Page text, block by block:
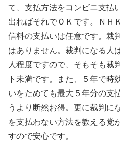
て、支払方法をコンビニ支払
出ればそれでＯＫです。ＮＨ
信料の支払いは任意です。裁
はありません。裁判になる人
人程度ですので、そもそも裁
ト未満です。また、５年で時
いをためても最大５年分の支
うより断然お得。更に裁判に
を支払わない方法を教える党
すので安心です。